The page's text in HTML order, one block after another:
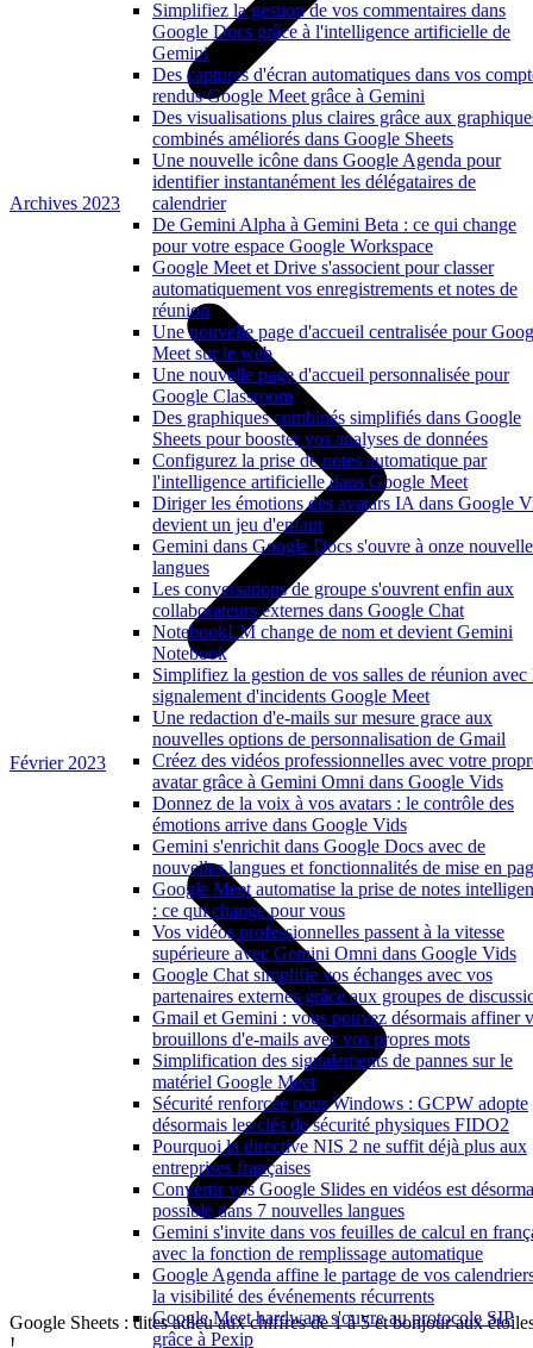
Simplifiez la gestion de vos commentaires dans
Google Docs grâce à l'intelligence artificielle de
Gemini
Des captures d'écran automatiques dans vos
rendus Google Meet grâce à Gemini
Des visualisations plus claires grâce aux
combinés améliorés dans Google Sheets
Une nouvelle icône dans Google Agenda pour
identifier instantanément les délégataires de
calendrier
De Gemini Alpha à Gemini Beta : ce qui change
pour votre espace Google Workspace
Google Meet et Drive s'associent pour classer
automatiquement vos enregistrements et notes de
réunion
Une nouvelle page d'accueil centralisée pour
Meet sur le web
Une nouvelle page d'accueil personnalisée pour
Google Classroom
Des graphiques combinés simplifiés dans Google
Sheets pour booster vos analyses de données
Configurez la prise de notes automatique par
l'intelligence artificielle dans Google Meet
Diriger les émotions des avatars IA dans Google
devient un jeu d'enfant
Gemini dans Google Docs s'ouvre à onze
langues
Les conversations de groupe s'ouvrent enfin aux
collaborateurs externes dans Google Chat
NotebookLM change de nom et devient Gemini
Notebook
Simplifiez la gestion de vos salles de réunion avec
signalement d'incidents Google Meet
Une redaction d'e-mails sur mesure grace aux
nouvelles options de personnalisation de Gmail
Créez des vidéos professionnelles avec votre
avatar grâce à Gemini Omni dans Google Vids
Donnez de la voix à vos avatars : le contrôle des
émotions arrive dans Google Vids
Gemini s'enrichit dans Google Docs avec de
nouvelles langues et fonctionnalités de mise en
Google Meet automatise la prise de notes
: ce qui change pour vous
Vos vidéos professionnelles passent à la vitesse
supérieure avec Gemini Omni dans Google Vids
Google Chat simplifie vos échanges avec vos
partenaires externes grâce aux groupes de
Gmail et Gemini : vous pouvez désormais affiner
brouillons d'e-mails avec vos propres mots
Simplification des signalements de pannes sur le
matériel Google Meet
Sécurité renforcée pour Windows : GCPW adopte
désormais les clés de sécurité physiques FIDO2
Pourquoi la directive NIS 2 ne suffit déjà plus aux
entreprises françaises
Convertir vos Google Slides en vidéos est
possible dans 7 nouvelles langues
Gemini s'invite dans vos feuilles de calcul en
avec la fonction de remplissage automatique
Google Agenda affine le partage de vos
la visibilité des événements récurrents
Google Meet hardware s'ouvre au protocole SIP
grâce à Pexip
Archives 2023
Février 2023
Google Sheets : dites adieu aux chiffres de 1 à 5 et bonjour aux
!